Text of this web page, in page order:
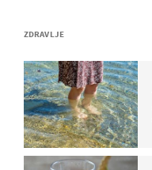
ZDRAVLJE